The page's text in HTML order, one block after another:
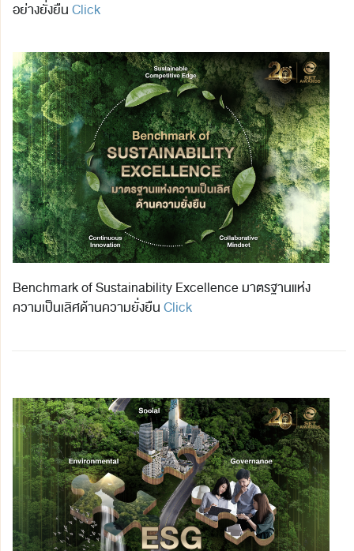
อย่างยั่งยืนClick
Benchmark of Sustainability Excellence มาตรฐานแห่ง
ความเป็นเลิศด้านความยั่งยืนClick